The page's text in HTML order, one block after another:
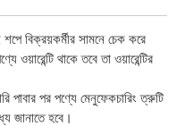
বিক্রয়কর্মীর সামনে চেক করে
ওয়ারেন্টি থাকে তবে তা ওয়ারেন্টির
পাবার পর পণ্যে মেনুফেকচারিং ত্রুটি
জানাতে হবে।